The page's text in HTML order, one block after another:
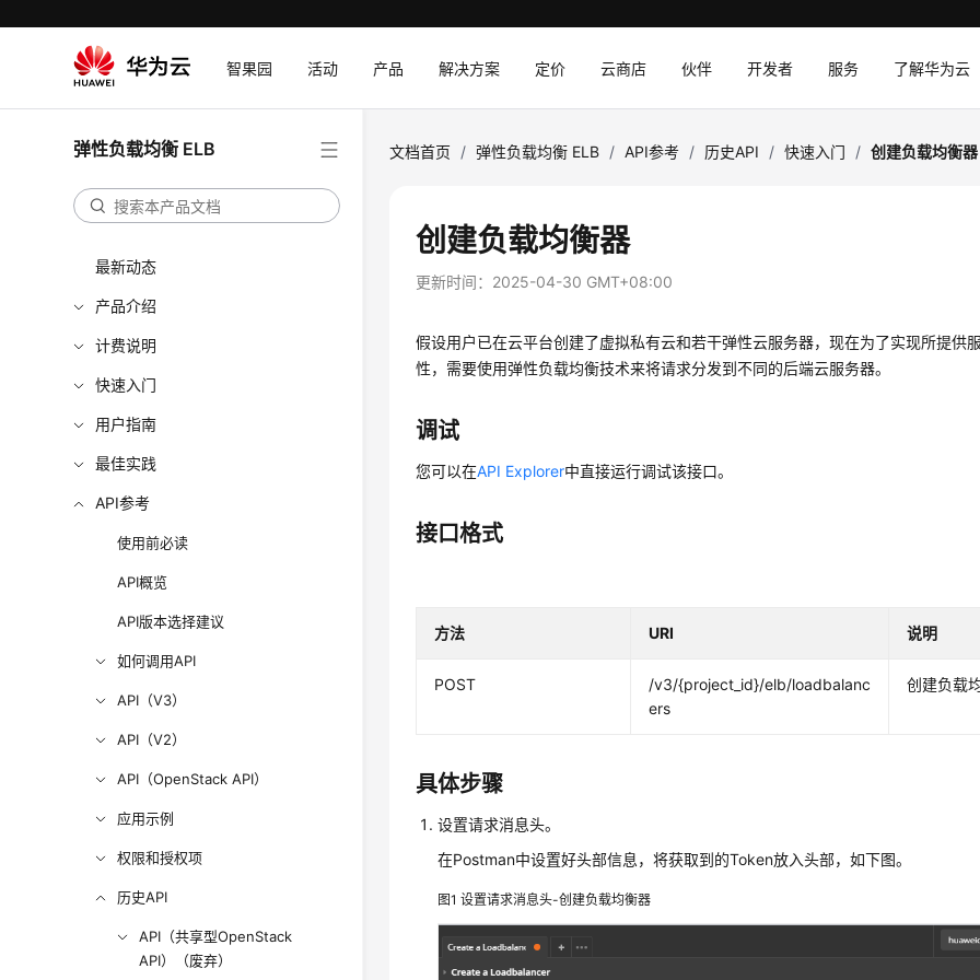
智果园 活动 产品 解决方案 定价 云商店 伙伴 开发者 服务 了解华为云
弹性负载均衡 ELB
最新动态
产品介绍
计费说明
快速入门
用户指南
最佳实践
API参考
使用前必读
API概览
API版本选择建议
如何调用API
API（V3）
API（V2）
API（OpenStack API）
应用示例
权限和授权项
历史API
API（共享型OpenStack
API）（废弃）
文档首页 / 弹性负载均衡 ELB / API参考 / 历史API / 快速入门 / 创建负载均衡器
创建负载均衡器
更新时间： 2025-04-30 GMT+08:00
假设用户已在云平台创建了虚拟私有云和若干弹性云服务器，现在为了实现所提供
性，需要使用弹性负载均衡技术来将请求分发到不同的后端云服务器。
调试
您可以在API Explorer中直接运行调试该接口。
接口格式
方法 URI 说明
POST
/v3/{project_id}/elb/loadbalanc
ers
创建负载
具体步骤
设置请求消息头。
在Postman中设置好头部信息，将获取到的Token放入头部，如下图。
图1设置请求消息头-创建负载均衡器